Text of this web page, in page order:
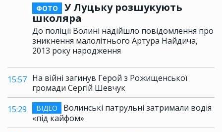
ФОТО
У Луцьку розшукують
школяра
До поліції Волині надійшло повідомлення про
зникнення малолітнього Артура Найдича,
2013 року народження
15:57 На війні загинув Герой з Рожищенської
громади Сергій Шевчук
15:29
ВІДЕО
Волинські патрульні затримали водія
«під кайфом»